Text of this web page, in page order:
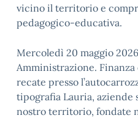
vicino il territorio e
pedagogico-educativa.
Mercoledì 20 maggio
Amministrazione.
recate presso
tipografia Lauria,
nostro territorio, fondate